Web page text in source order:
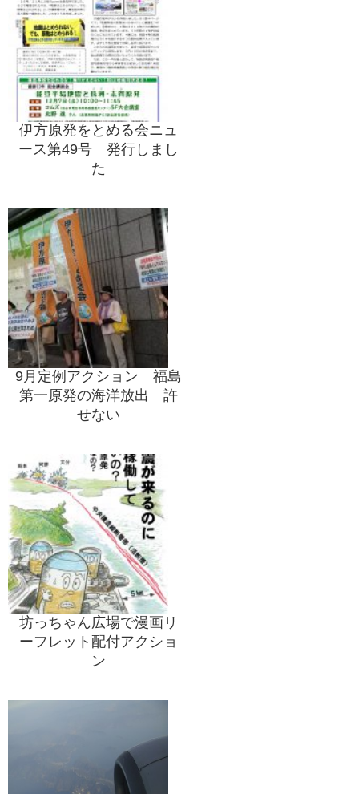
伊方原発をとめる会ニュ
ース第49号 発行しまし
た
9月定例アクション 福島
第一原発の海洋放出 許
せない
坊っちゃん広場で漫画リ
ーフレット配付アクショ
ン